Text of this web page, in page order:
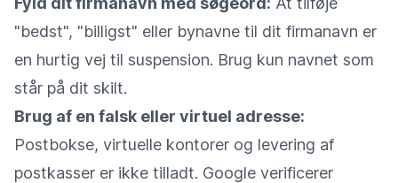
"bedst", "billigst" eller bynavne til dit firmanavn er
en hurtig vej til suspension. Brug kun navnet som
står på dit skilt.
Brug af en falsk eller virtuel adresse:
Postbokse, virtuelle kontorer og levering af
postkasser er ikke tilladt. Google verificerer